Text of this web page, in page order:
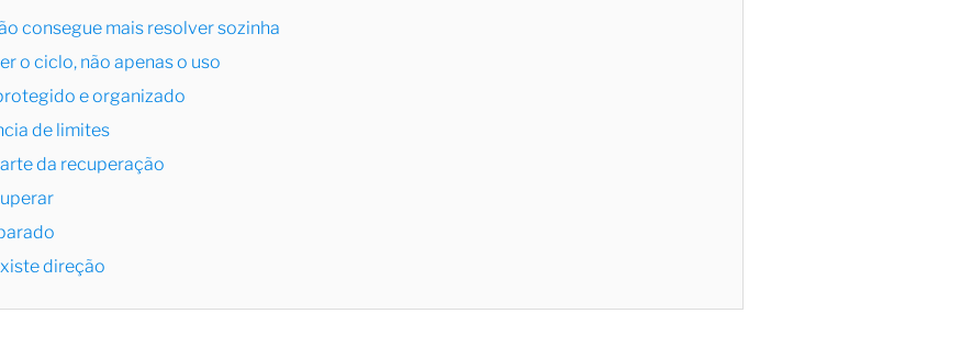
consegue mais resolver sozinha
o ciclo, não apenas o uso
e organizado
de limites
da recuperação
direção